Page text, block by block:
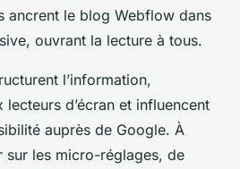
ancrent le blog Webflow dans
ouvrant la lecture à tous.
l’information,
lecteurs d’écran et influencent
auprès de Google. À
sur les micro-réglages, de